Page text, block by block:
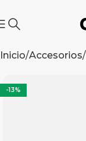
Inicio Accesorios
-13%